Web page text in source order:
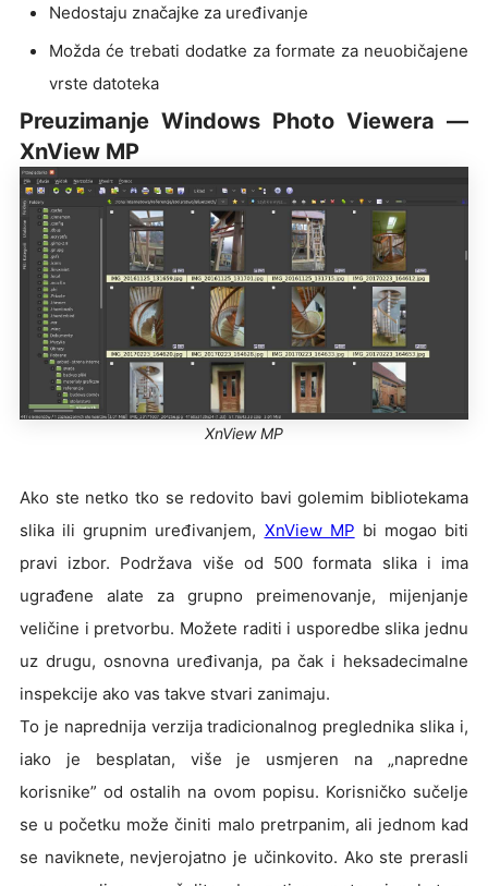
Nedostaju značajke za uređivanje
Možda će trebati dodatke za formate za neuobičajene
vrste datoteka
Preuzimanje Windows Photo Viewera —
XnView MP
XnView MP
Ako ste netko tko se redovito bavi golemim bibliotekama
slika ili grupnim uređivanjem, XnView MP bi mogao biti
pravi izbor. Podržava više od 500 formata slika i ima
ugrađene alate za grupno preimenovanje, mijenjanje
veličine i pretvorbu. Možete raditi i usporedbe slika jednu
uz drugu, osnovna uređivanja, pa čak i heksadecimalne
inspekcije ako vas takve stvari zanimaju.
To je naprednija verzija tradicionalnog preglednika slika i,
iako je besplatan, više je usmjeren na „napredne
korisnike” od ostalih na ovom popisu. Korisničko sučelje
se u početku može činiti malo pretrpanim, ali jednom kad
se naviknete, nevjerojatno je učinkovito. Ako ste prerasli